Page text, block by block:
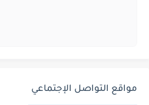
مواقع التواصل الإجتماعي